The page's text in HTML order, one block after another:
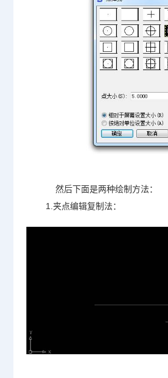
然后下面是两种绘制方法：
1.夹点编辑复制法：